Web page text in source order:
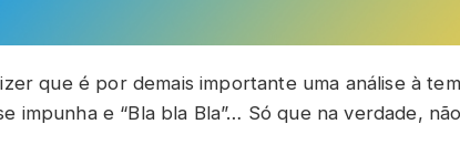
que é por demais importante uma análise à
impunha e “Bla bla Bla”… Só que na verdade,